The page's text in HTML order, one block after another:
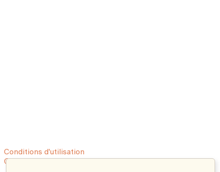
Conditions d'utilisation
© 2026 Aeon. Tous droits réservés.